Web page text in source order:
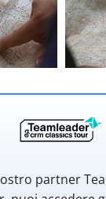
partner